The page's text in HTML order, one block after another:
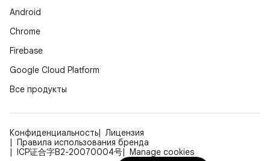
Android
Chrome
Firebase
Google Cloud Platform
Все продукты
Конфиденциальность
Лицензия
Правила использования бренда
ICP证合字B2-20070004号
Manage cookies